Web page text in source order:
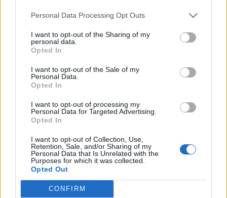
Personal Data Processing Opt Outs
I want to opt-out of the Sharing of my
personal data.
Opted In
I want to opt-out of the Sale of my
Personal Data.
Opted In
I want to opt-out of processing my
Personal Data for Targeted Advertising.
Opted In
I want to opt-out of Collection, Use,
Retention, Sale, and/or Sharing of my
Personal Data that Is Unrelated with the
Purposes for which it was collected.
Opted Out
CONFIRM
Scarica riepilogo
stagionale
Scarica
Giornata VotoFVEntratoUscito Bonus/Malus
PAR 1-1
PAR 2-1 MIL
NAP 2-1
2-3 UDI